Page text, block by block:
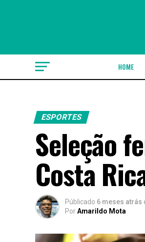
HOME
ESPORTES
Seleção
Costa
Públicado 6 meses atrás
PorAmarildo Mota